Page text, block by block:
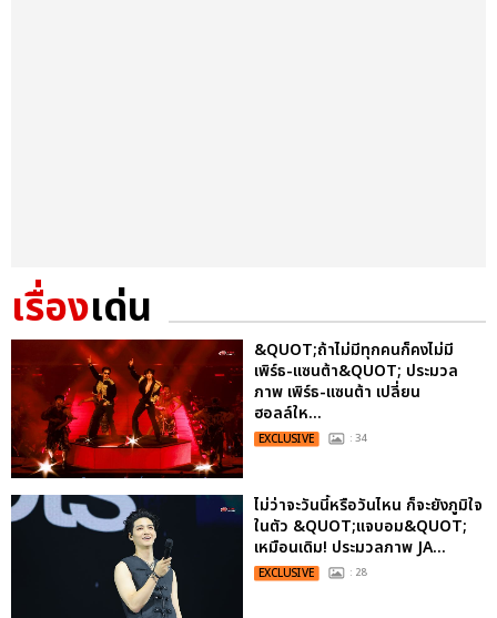
เรื่องเด่น
&QUOT;ถ้าไม่มีทุกคนก็คงไม่มี
เพิร์ธ-แซนต้า&QUOT; ประมวล
ภาพ เพิร์ธ-แซนต้า เปลี่ยน
ฮอลล์ให...
EXCLUSIVE : 34
ไม่ว่าจะวันนี้หรือวันไหน ก็จะยังภูมิใจ
ในตัว &QUOT;แจบอม&QUOT;
เหมือนเดิม! ประมวลภาพ JA...
EXCLUSIVE : 28